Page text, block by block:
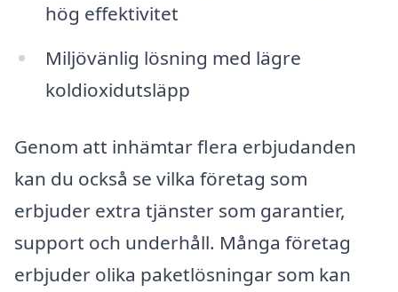
hög effektivitet
Miljövänlig lösning med lägre
koldioxidutsläpp
Genom att inhämtar flera erbjudanden
kan du också se vilka företag som
erbjuder extra tjänster som garantier,
support och underhåll. Många företag
erbjuder olika paketlösningar som kan